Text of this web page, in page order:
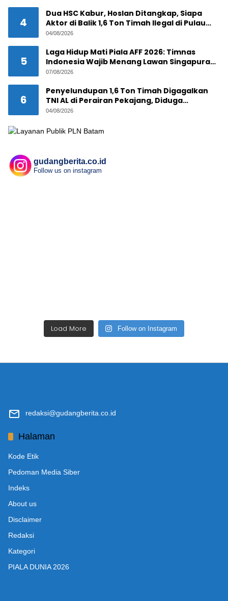
4
Dua HSC Kabur, Hoslan Ditangkap, Siapa
Aktor di Balik 1,6 Ton Timah Ilegal di Pulau
Pekajang ?
04/08/2026
5
Laga Hidup Mati Piala AFF 2026: Timnas
Indonesia Wajib Menang Lawan Singapura
Demi Tiket Semifinal
07/08/2026
6
Penyelundupan 1,6 Ton Timah Digagalkan
TNI AL di Perairan Pekajang, Diduga
Melibatkan Jaringan Internasional
04/08/2026
gudangberita.co.id
Follow us on instagram
Load More Follow on Instagram
redaksi@gudangberita.co.id
Halaman
Kode Etik
Pedoman Media Siber
Indeks
About us
Disclaimer
Redaksi
Kategori
PIALA DUNIA 2026